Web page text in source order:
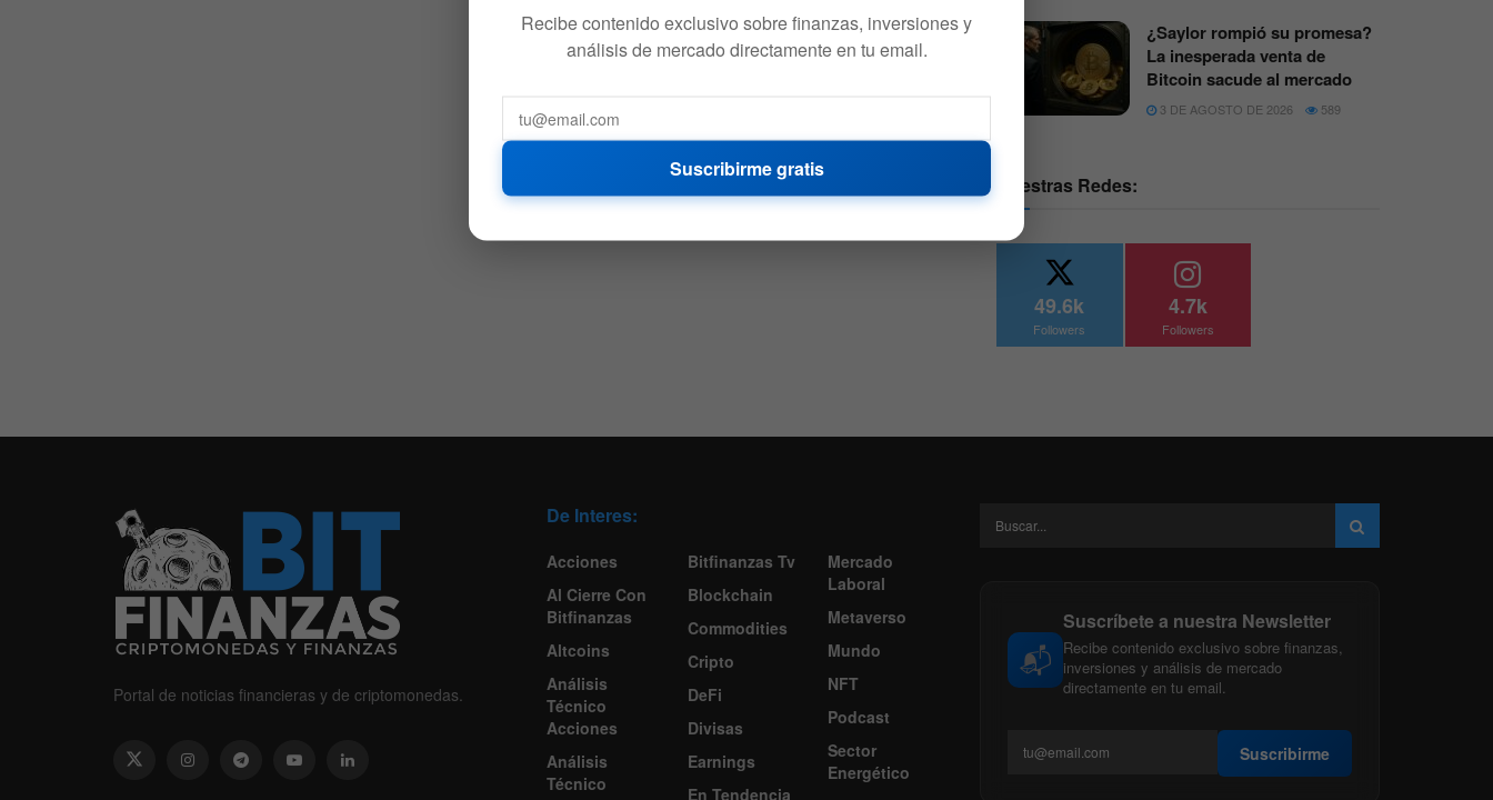
¿Saylor rompió su promesa?
La inesperada venta de
Bitcoin sacude al mercado
3 DE AGOSTO DE 2026 589
Nuestras Redes:
49.6k
Followers
4.7k
Followers
Portal de noticias financieras y de criptomonedas.
De Interes:
Acciones
Al Cierre Con
Bitfinanzas
Altcoins
Análisis
Técnico
Acciones
Análisis
Técnico
Bitfinanzas Tv
Blockchain
Commodities
Cripto
DeFi
Divisas
Earnings
En Tendencia
Mercado
Laboral
Metaverso
Mundo
NFT
Podcast
Sector
Energético
📬
Suscríbete a nuestra Newsletter
Recibe contenido exclusivo sobre finanzas,
inversiones y análisis de mercado
directamente en tu email.
Suscribirme
Recibe contenido exclusivo sobre finanzas, inversiones y
análisis de mercado directamente en tu email.
Suscribirme gratis